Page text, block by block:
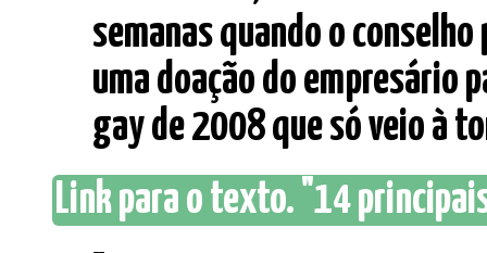
semanas quando o
uma doação do empresário
gay de 2008 que só veio à
Link para o texto. "14